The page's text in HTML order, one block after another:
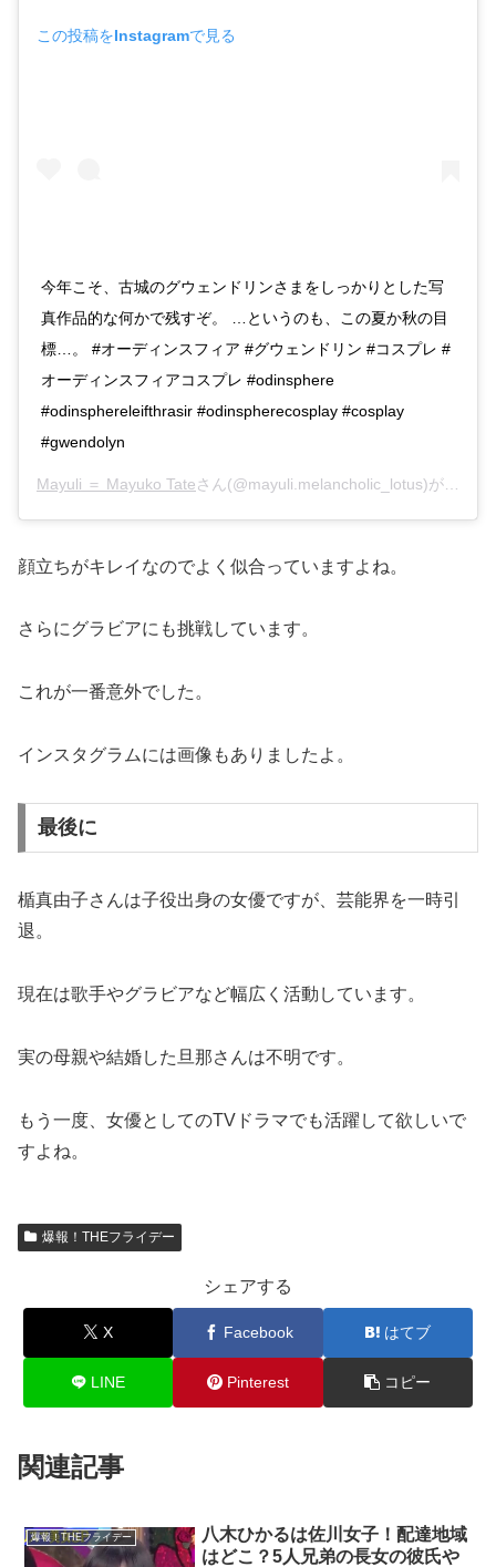
この投稿をInstagramで見る
今年こそ、古城のグウェンドリンさまをしっかりとした写
真作品的な何かで残すぞ。 …というのも、この夏か秋の目
標…。 #オーディンスフィア #グウェンドリン #コスプレ #
オーディンスフィアコスプレ #odinsphere
#odinsphereleifthrasir #odinspherecosplay #cosplay
#gwendolyn
Mayuli ＝ Mayuko Tateさん(@mayuli.melancholic_lotus)がシェアした投稿 –
顔立ちがキレイなのでよく似合っていますよね。
さらにグラビアにも挑戦しています。
これが一番意外でした。
インスタグラムには画像もありましたよ。
最後に
楯真由子さんは子役出身の女優ですが、芸能界を一時引
退。
現在は歌手やグラビアなど幅広く活動しています。
実の母親や結婚した旦那さんは不明です。
もう一度、女優としてのTVドラマでも活躍して欲しいで
すよね。
爆報！THEフライデー
シェアする
X Facebook はてブ
LINE Pinterest コピー
関連記事
爆報！THEフライデー
八木ひかるは佐川女子！配達地域
はどこ？5人兄弟の長女の彼氏や